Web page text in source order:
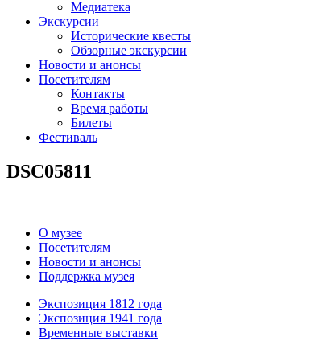
Медиатека
Экскурсии
Исторические квесты
Обзорные экскурсии
Новости и анонсы
Посетителям
Контакты
Время работы
Билеты
Фестиваль
DSC05811
О музее
Посетителям
Новости и анонсы
Поддержка музея
Экспозиция 1812 года
Экспозиция 1941 года
Временные выставки